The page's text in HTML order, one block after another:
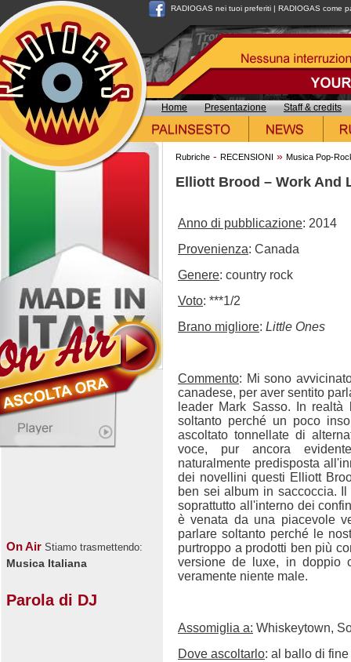
RADIOGAS nei tuoi preferiti | RADIOGAS come
Home Presentazione Staff & credits
On Air Stiamo trasmettendo:
Musica Italiana
Parola di DJ
Rubriche - RECENSIONI » Musica Pop-
Elliott Brood – Work And
Anno di pubblicazione: 2014
Provenienza: Canada
Genere: country rock
Voto: ***1/2
Brano migliore: Little Ones
Commento: Mi sono
canadese, per aver sentito
leader Mark Sasso. In
soltanto perché un poco
ascoltato tonnellate di
voce, pur ancora
naturalmente predisposta
dei novellini questi Elliott
ben sei album in saccoccia.
soprattutto all'interno dei
è venata da una piacevole
parlare soltanto perché le
purtroppo a prodotti ben più
versione de luxe, in doppio
veramente niente male.
Assomiglia a: Whiskeytown,
Dove ascoltarlo: al ballo di